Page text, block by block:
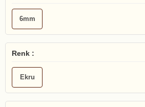
6mm
Renk :
Ekru